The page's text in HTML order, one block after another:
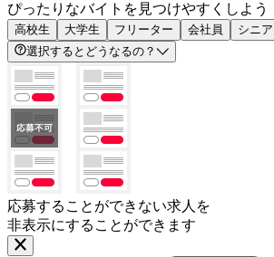
ぴったりなバイトを見つけやすくしよう
高校生 大学生 フリーター 会社員 シニア
選択するとどうなるの？
応募することができない求人を
非表示にすることができます